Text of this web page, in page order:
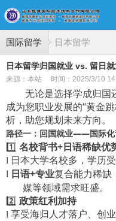
国际留学 日本留学
日本留学归国就业 vs. 留日
来源：本站 时间：2025/3/10
无论是选择学成归国
成为您职业发展的“黄金
析，助您规划未来方向 。
路径一：回国就业——国际化
1️⃣ 名校背书+日语稀缺优
l 日本大学名校多， 学历
l 日语+专业复合能力稀缺
媒等领域需求旺盛。
2️⃣ 政策红利加持
l 享受海归人才落户、创